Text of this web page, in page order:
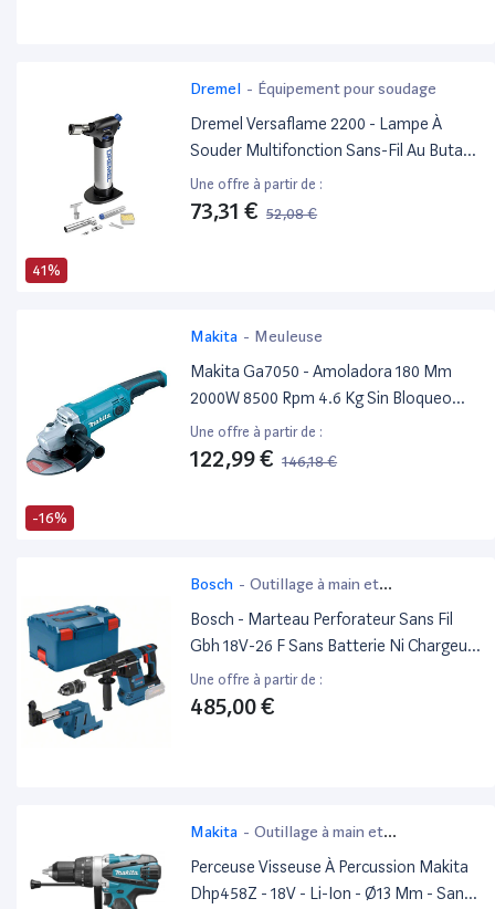
41%
Dremel - Équipement pour soudage
Dremel Versaflame 2200 - Lampe À
Souder Multifonction Sans-Fil Au Butane
Avec 4 Accessoires Pour Soudage,
Brasage, Thermo-Retraction, Brûler
Une offre à partir de :
73,31 € 52,08 €
-16%
Makita - Meuleuse
Makita Ga7050 - Amoladora 180 Mm
2000W 8500 Rpm 4.6 Kg Sin Bloqueo
Interruptor
Une offre à partir de :
122,99 € 146,18 €
Bosch - Outillage à main et
électroportatif
Bosch - Marteau Perforateur Sans Fil
Gbh 18V-26 F Sans Batterie Ni Chargeur
Gde 18V-16 En L-Boxx 238
Une offre à partir de :
485,00 €
Makita - Outillage à main et
électroportatif
Perceuse Visseuse À Percussion Makita
Dhp458Z - 18V - Li-Ion - Ø13 Mm - Sans